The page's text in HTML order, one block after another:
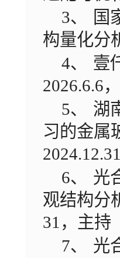
3、
国
构量化分
4、
壹
2026.6.6
5、
湖
习的金属
6、
光
观结构分
31 ，主持
7、
光